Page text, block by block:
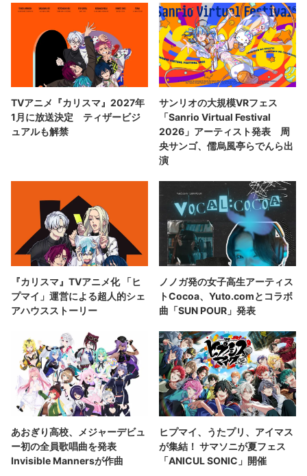
TVアニメ『カリスマ』2027年
1月に放送決定 ティザービジ
ュアルも解禁
サンリオの大規模VRフェス
「Sanrio Virtual Festival
2026」アーティスト発表 周
央サンゴ、儒烏風亭らでんら出
演
『カリスマ』TVアニメ化 「ヒ
プマイ」運営による超人的シェ
アハウスストーリー
ノノガ発の女子高生アーティス
トCocoa、Yuto.comとコラボ
曲「SUN POUR」発表
あおぎり高校、メジャーデビュ
ー初の全員歌唱曲を発表
Invisible Mannersが作曲
ヒプマイ、うたプリ、アイマス
が集結！ サマソニが夏フェス
「ANICUL SONIC」開催